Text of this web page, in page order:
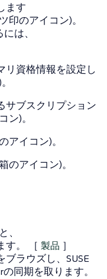
ます
印のアイコン)。
は、
リ資格情報を設定し
サブスクリプション
ン)。
アイコン)。
のアイコン)。
、
す。 ［ 製品 ］
ラウズし、SUSE
同期を取ります。